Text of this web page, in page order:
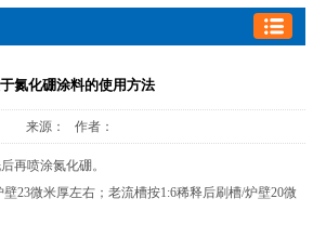
氮化硼涂料的使用方法
来源： 作者：
再喷涂氮化硼。
23微米厚左右；老流槽按1:6稀释后刷槽/炉壁20微